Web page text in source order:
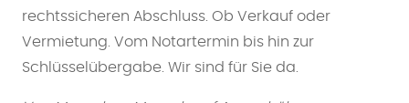
rechtssicheren Abschluss. Ob Verkauf oder
Vermietung. Vom Notartermin bis hin zur
Schlüsselübergabe. Wir sind für Sie da.